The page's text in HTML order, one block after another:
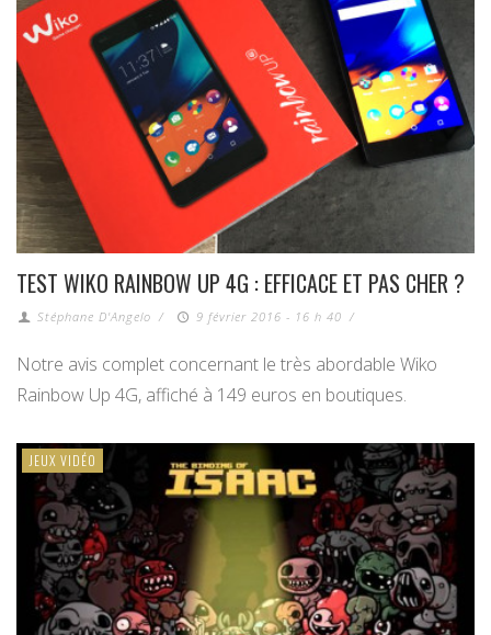
TEST WIKO RAINBOW UP 4G : EFFICACE ET PAS CHER ?
Stéphane D'Angelo / 9 février 2016 - 16 h 40 /
Notre avis complet concernant le très abordable Wiko
Rainbow Up 4G, affiché à 149 euros en boutiques.
JEUX VIDÉO